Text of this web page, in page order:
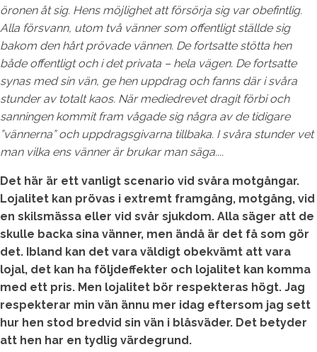
öronen åt sig. Hens möjlighet att försörja sig var obefintlig.
Alla försvann, utom två vänner som offentligt ställde sig
bakom den hårt prövade vännen. De fortsatte stötta hen
både offentligt och i det privata – hela vägen. De fortsatte
synas med sin vän, ge hen uppdrag och fanns där i svåra
stunder av totalt kaos. När mediedrevet dragit förbi och
sanningen kommit fram vågade sig några av de tidigare
”vännerna” och uppdragsgivarna tillbaka. I svåra stunder vet
man vilka ens vänner är brukar man säga....
Det här är ett vanligt scenario vid svåra motgångar.
Lojalitet kan prövas i extremt framgång, motgång, vid
en skilsmässa eller vid svår sjukdom. Alla säger att de
skulle backa sina vänner, men ändå är det få som gör
det. Ibland kan det vara väldigt obekvämt att vara
lojal, det kan ha följdeffekter och lojalitet kan komma
med ett pris. Men lojalitet bör respekteras högt. Jag
respekterar min vän ännu mer idag eftersom jag sett
hur hen stod bredvid sin vän i blåsväder. Det betyder
att hen har en tydlig värdegrund.